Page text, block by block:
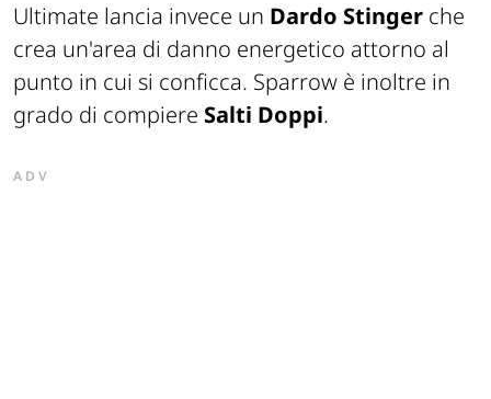
Ultimate lancia invece un Dardo Stinger che
crea un'area di danno energetico attorno al
punto in cui si conficca. Sparrow è inoltre in
grado di compiere Salti Doppi.
ADV